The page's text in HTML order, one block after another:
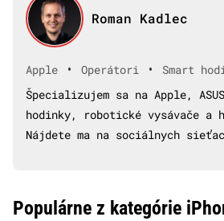
Roman Kadlec
Apple • Operátori •
Smart
Špecializujem sa na Apple,
hodinky, robotické vysávače a
Nájdete ma na sociálnych
Populárne z kategórie